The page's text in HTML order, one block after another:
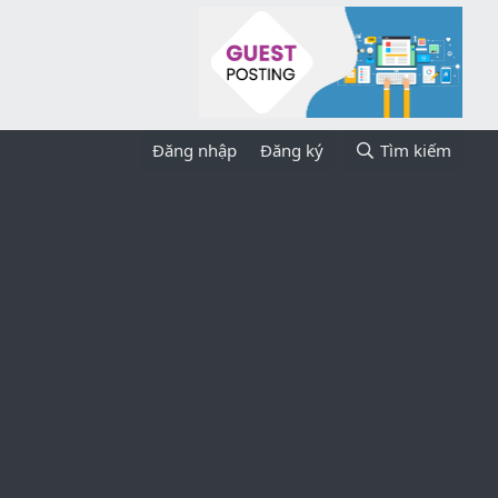
Đăng nhập Đăng ký Tìm kiếm